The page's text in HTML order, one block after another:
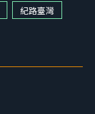
紀路臺灣